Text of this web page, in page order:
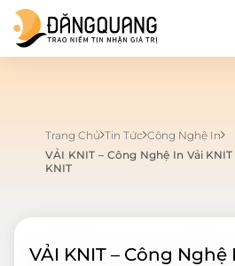
Trang Chủ Tin Tức Công Nghệ In
VẢI KNIT – Công Nghệ In Vải
KNIT
VẢI KNIT – Công Nghệ